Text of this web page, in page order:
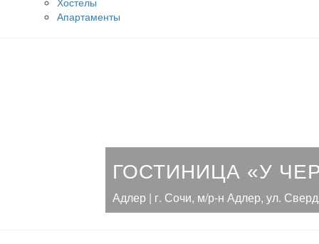
Апартаменты
ГОСТИНИЦА «У
Адлер | г. Сочи, м/р-н Адлер, ул.